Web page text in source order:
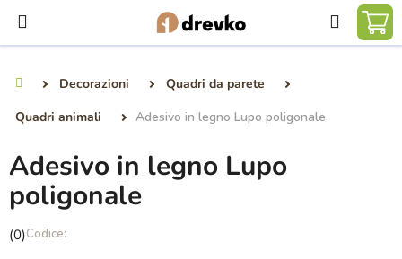
contenuto
Ricerca
Decorazioni
Quadri da parete
Quadri animali
Adesivo in legno Lupo poligonale
Adesivo in legno Lupo
poligonale
La
(0)